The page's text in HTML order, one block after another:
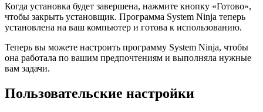
Когда установка будет завершена, нажмите кнопку «Готово»,
чтобы закрыть установщик. Программа System Ninja теперь
установлена на ваш компьютер и готова к использованию.
Теперь вы можете настроить программу System Ninja, чтобы
она работала по вашим предпочтениям и выполняла нужные
вам задачи.
Пользовательские настройки